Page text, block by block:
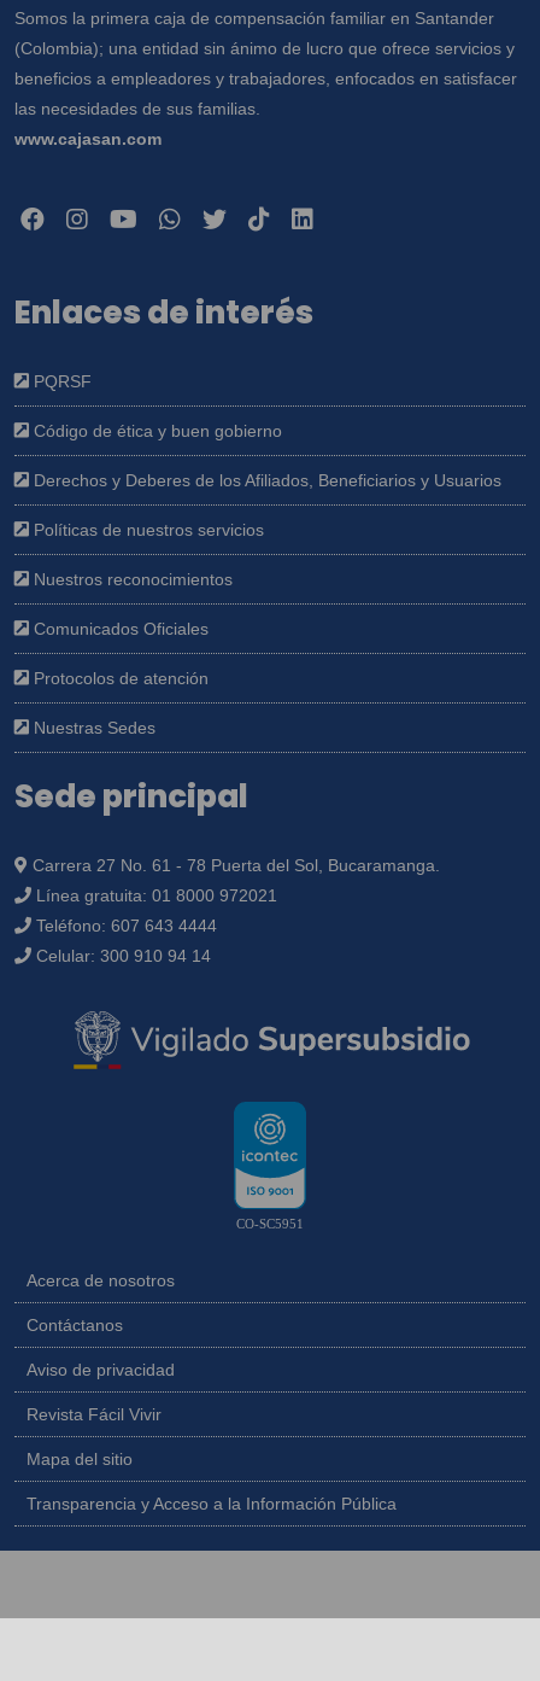
Somos la primera caja de compensación familiar en Santander
(Colombia); una entidad sin ánimo de lucro que ofrece servicios y
beneficios a empleadores y trabajadores, enfocados en satisfacer
las necesidades de sus familias.
www.cajasan.com
Enlaces de interés
PQRSF
Código de ética y buen gobierno
Derechos y Deberes de los Afiliados, Beneficiarios y Usuarios
Políticas de nuestros servicios
Nuestros reconocimientos
Comunicados Oficiales
Protocolos de atención
Nuestras Sedes
Sede principal
Carrera 27 No. 61 - 78 Puerta del Sol, Bucaramanga.
Línea gratuita: 01 8000 972021
Teléfono: 607 643 4444
Celular: 300 910 94 14
CO-SC5951
Acerca de nosotros
Contáctanos
Aviso de privacidad
Revista Fácil Vivir
Mapa del sitio
Transparencia y Acceso a la Información Pública